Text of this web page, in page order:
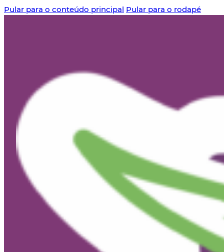
Pular para o conteúdo principal Pular para o rodapé